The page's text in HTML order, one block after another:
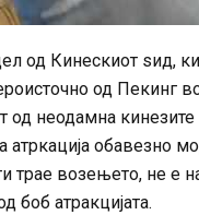
од Кинескиот ѕид,
од Пекинг
неодамна кинезите
атркација обавезно
трае возењето, не е
боб атракцијата.